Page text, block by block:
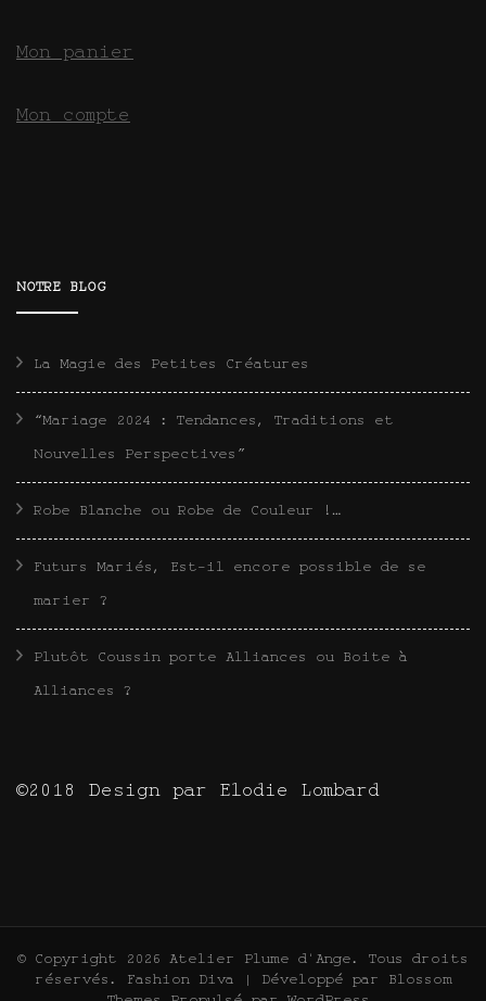
Mon panier
Mon compte
NOTRE BLOG
La Magie des Petites Créatures
“Mariage 2024 : Tendances, Traditions et
Nouvelles Perspectives”
Robe Blanche ou Robe de Couleur !…
Futurs Mariés, Est-il encore possible de se
marier ?
Plutôt Coussin porte Alliances ou Boite à
Alliances ?
©2018 Design par Elodie Lombard
© Copyright 2026 Atelier Plume d'Ange. Tous droits
réservés.
Fashion Diva | Développé par
Blossom